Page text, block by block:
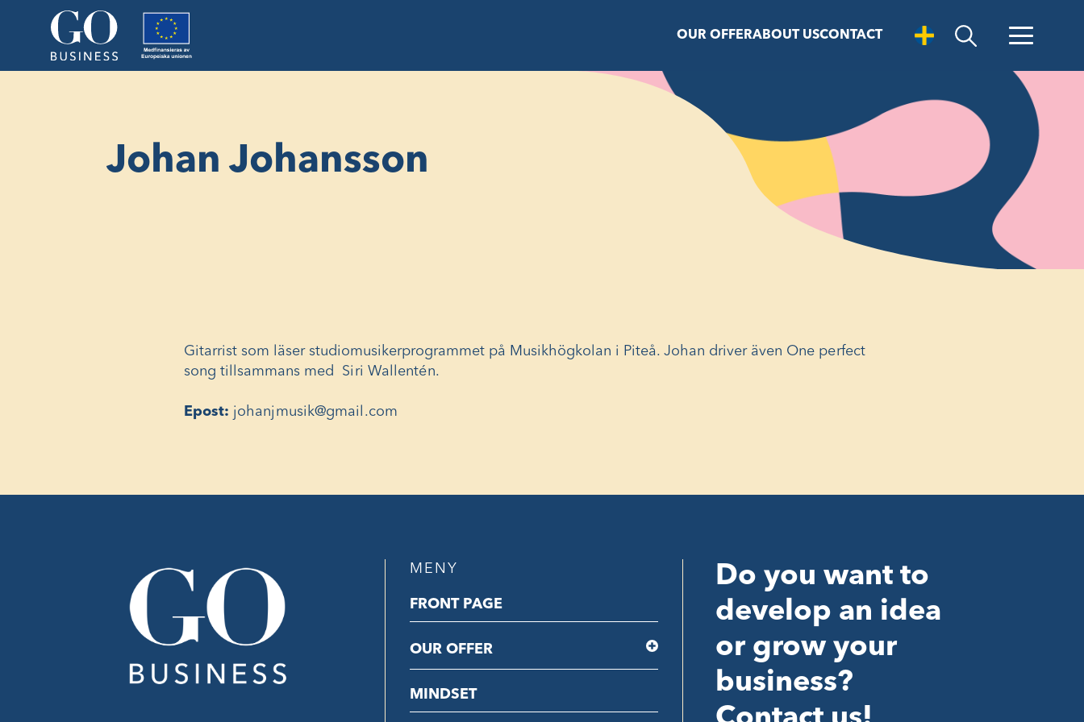
OUR OFFERABOUT USCONTACT
Open Search
-
Johan Johansson
Gitarrist som läser studiomusikerprogrammet på Musikhögkolan i Piteå. Johan driver även One perfect
song tillsammans med Siri Wallentén.
Epost: johanjmusik@gmail.com
MENY
FRONT PAGE
OUR OFFER
MINDSET
Do you want to
develop an idea
or grow your
business?